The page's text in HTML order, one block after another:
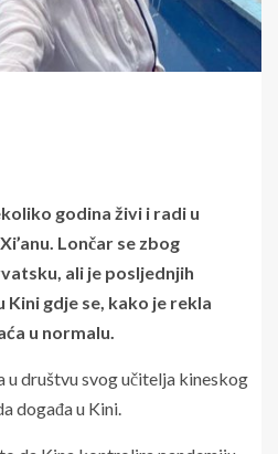
godina živi i radi u
Lončar se zbog
ali je posljednjih
Kini gdje se, kako je rekla
u normalu.
u društvu svog učitelja kineskog
događa u Kini.